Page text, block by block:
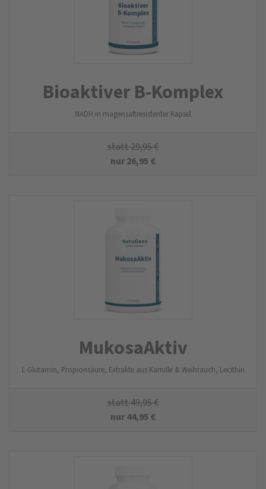
Bioaktiver B-Komplex
NADH in magensaftresistenter Kapsel
statt29,95€
nur26,95 €
MukosaAktiv
L-Glutamin, Propionsäure, Extrakte aus Kamille & Weihrauch, Lecithin
statt49,95€
nur44,95 €